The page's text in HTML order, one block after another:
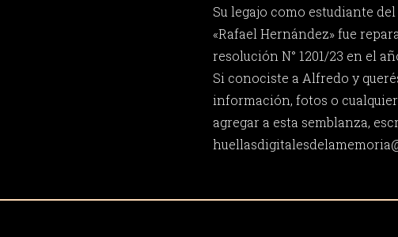
Su legajo como estudiante
«Rafael Hernández» fue
resolución N° 1201/23 en el
Si conociste a Alfredo y
información, fotos o cualquier
agregar a esta semblanza,